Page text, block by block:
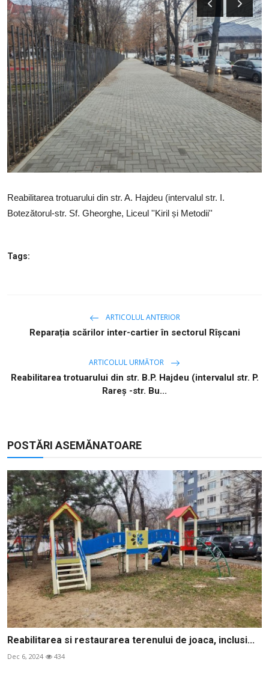
SERVICII
Sectorul Rîșcani
Căutați pe Internet
Reabilitarea trotuarului din str. A. Hajdeu (intervalul str. I.
Botezătorul-str. Sf. Gheorghe, Liceul ''Kiril și Metodii''
Tags:
ARTICOLUL ANTERIOR
Reparația scărilor inter-cartier în sectorul Rîșcani
ARTICOLUL URMĂTOR
Reabilitarea trotuarului din str. B.P. Hajdeu (intervalul str. P.
Rareş -str. Bu...
POSTĂRI ASEMĂNATOARE
Reabilitarea si restaurarea terenului de joaca, inclusi...
Dec 6, 2024 434